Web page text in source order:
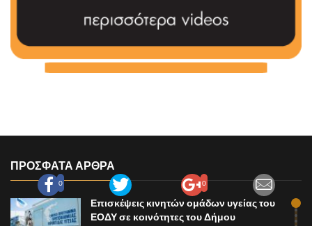
0 0
ΠΡΟΣΦΑΤΑ ΑΡΘΡΑ
Επισκέψεις κινητών ομάδων υγείας του
ΕΟΔΥ σε κοινότητες του Δήμου